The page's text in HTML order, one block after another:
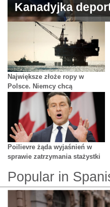
Kanadyjka
Największe złoże ropy w
Polsce. Niemcy chcą
zablokować wydobycie
Poilievre żąda wyjaśnień w
sprawie zatrzymania stażystki
Popular in